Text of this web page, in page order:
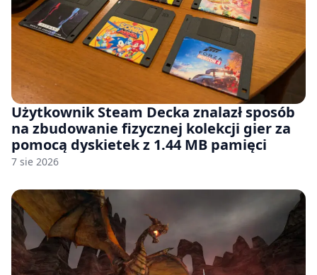
Użytkownik Steam Decka znalazł sposób
na zbudowanie fizycznej kolekcji gier za
pomocą dyskietek z 1.44 MB pamięci
7 sie 2026